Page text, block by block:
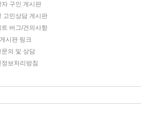
자 구인 게시판
고민상담 게시판
트 버그/건의사항
시판 링크
문의 및 상담
정보처리방침